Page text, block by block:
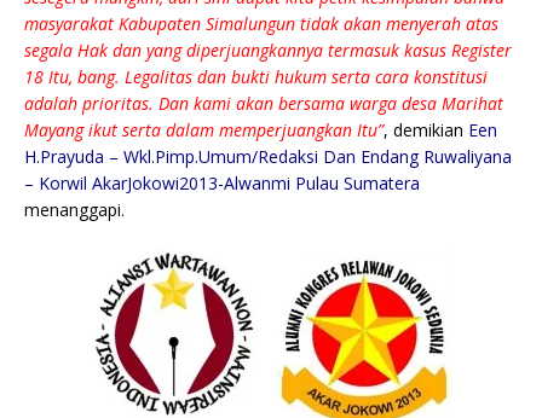
masyarakat Kabupaten Simalungun tidak akan menyerah atas
segala Hak dan yang diperjuangkannya termasuk kasus Register
18 Itu, bang. Legalitas dan bukti hukum serta cara konstitusi
adalah prioritas. Dan kami akan bersama warga desa Marihat
Mayang ikut serta dalam memperjuangkan Itu”, demikian Een
H.Prayuda – Wkl.Pimp.Umum/Redaksi Dan Endang Ruwaliyana
– Korwil AkarJokowi2013-Alwanmi Pulau Sumatera
menanggapi.